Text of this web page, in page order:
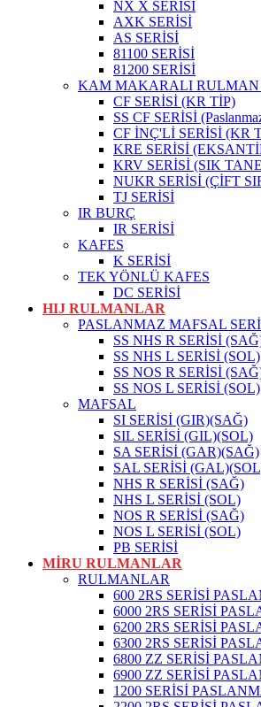
NX X SERİSİ
AXK SERİSİ
AS SERİSİ
81100 SERİSİ
81200 SERİSİ
KAM MAKARALI RULMAN
CF SERİSİ (KR TİP)
SS CF SERİSİ
CF İNÇ'Lİ SERİSİ (KR
KRE SERİSİ
KRV SERİSİ (SIK
NUKR SERİSİ (ÇİFT
TJ SERİSİ
IR BURÇ
IR SERİSİ
KAFES
K SERİSİ
TEK YÖNLÜ KAFES
DC SERİSİ
HIJ RULMANLAR
PASLANMAZ MAFSAL
SS NHS R SERİSİ
SS NHS L SERİSİ (SOL)
SS NOS R SERİSİ
SS NOS L SERİSİ (SOL)
MAFSAL
SI SERİSİ (GIR)(SAĞ)
SIL SERİSİ (GIL)(SOL)
SA SERİSİ (GAR)(SAĞ)
SAL SERİSİ
NHS R SERİSİ (SAĞ)
NHS L SERİSİ (SOL)
NOS R SERİSİ (SAĞ)
NOS L SERİSİ (SOL)
PB SERİSİ
MİRU RULMANLAR
RULMANLAR
600 2RS SERİSİ
6000 2RS SERİSİ
6200 2RS SERİSİ
6300 2RS SERİSİ
6800 ZZ SERİSİ
6900 ZZ SERİSİ
1200 SERİSİ